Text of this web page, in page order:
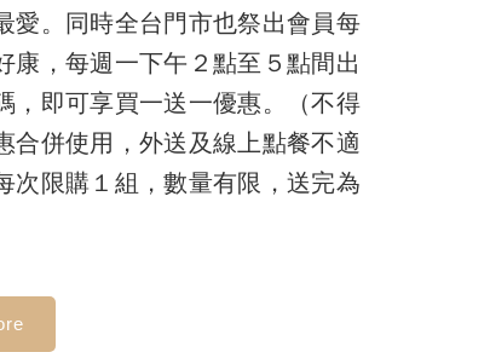
愛。同時全台門市也祭出會員每
康，每週一下午２點至５點間出
，即可享買一送一優惠。（不得
合併使用，外送及線上點餐不適
次限購１組，數量有限，送完為